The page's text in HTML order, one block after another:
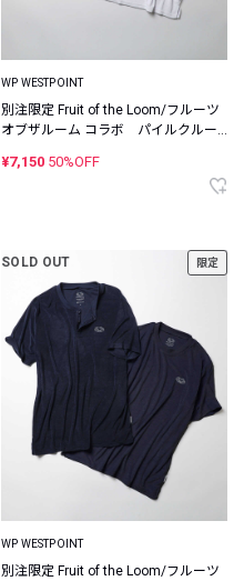
WP WESTPOINT
別注限定 Fruit of the Loom/フルーツ
オブザルーム コラボ パイルクルー
ツ
¥7,150 50%OFF
SOLD OUT 限定
WP WESTPOINT
別注限定 Fruit of the Loom/フルーツ